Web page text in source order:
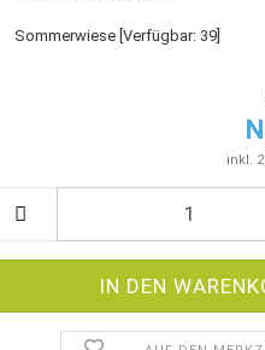
Sommerwiese [Verfügbar: 39]
inkl.